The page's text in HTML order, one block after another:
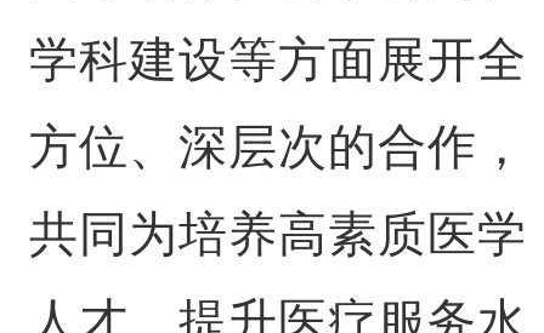
学科建设等方面展开全
方位、深层次的合作，
共同为培养高素质医学
人才、提升医疗服务水